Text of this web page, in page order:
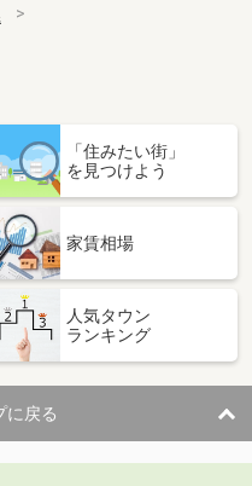
市北区野田３
市北区庭瀬
「住みたい街」
を見つけよう
家賃相場
人気タウン
ランキング
に戻る